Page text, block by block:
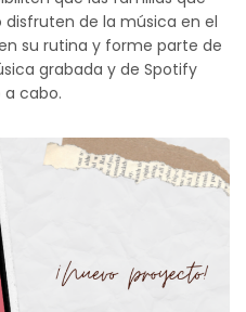
disfruten de la música en el
su rutina y forme parte de
grabada y de Spotify
cabo.